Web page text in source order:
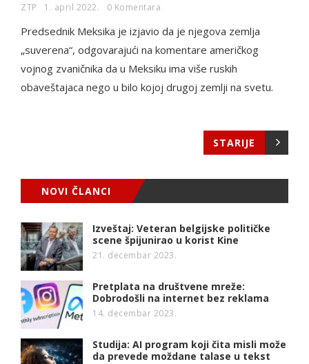
ZTP 1. april 2022. 0 Komentara
Predsednik Meksika je izjavio da je njegova zemlja
„suverena“, odgovarajući na komentare američkog
vojnog zvaničnika da u Meksiku ima više ruskih
obaveštajaca nego u bilo kojoj drugoj zemlji na svetu.
STARIJE
NOVI ČLANCI
Izveštaj: Veteran belgijske političke
scene špijunirao u korist Kine
21. decembar 2023.
Pretplata na društvene mreže:
Dobrodošli na internet bez reklama
14. decembar 2023.
Studija: AI program koji čita misli može
da prevede moždane talase u tekst